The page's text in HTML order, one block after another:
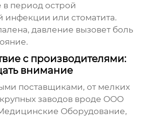
в период острой
инфекции или стоматита.
давление вызовет боль
с производителями:
внимание
поставщиками, от мелких
заводов вроде ООО
Оборудование,